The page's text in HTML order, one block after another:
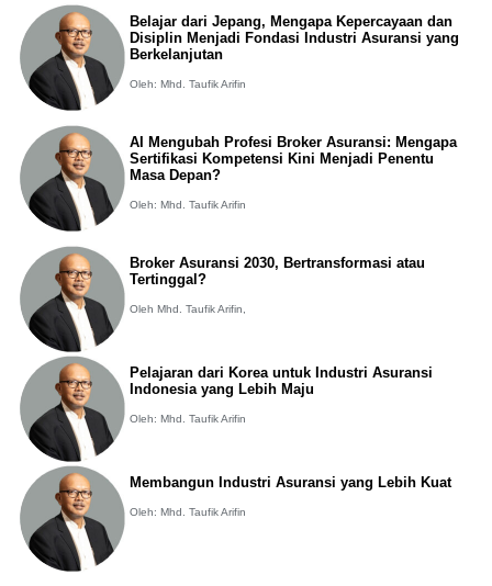
Belajar dari Jepang, Mengapa Kepercayaan dan
Disiplin Menjadi Fondasi Industri Asuransi yang
Berkelanjutan
Oleh: Mhd. Taufik Arifin
AI Mengubah Profesi Broker Asuransi: Mengapa
Sertifikasi Kompetensi Kini Menjadi Penentu
Masa Depan?
Oleh: Mhd. Taufik Arifin
Broker Asuransi 2030, Bertransformasi atau
Tertinggal?
Oleh Mhd. Taufik Arifin,
Pelajaran dari Korea untuk Industri Asuransi
Indonesia yang Lebih Maju
Oleh: Mhd. Taufik Arifin
Membangun Industri Asuransi yang Lebih Kuat
Oleh: Mhd. Taufik Arifin